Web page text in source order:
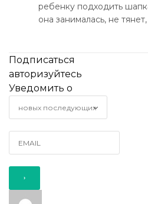
ребенку подходить
она занималась, не
Подписаться
авторизуйтесь
Уведомить о